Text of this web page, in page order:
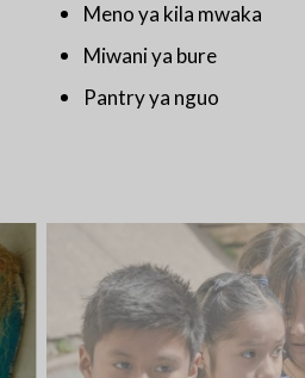
Meno ya kila mwaka
Miwani ya bure
Pantry ya nguo